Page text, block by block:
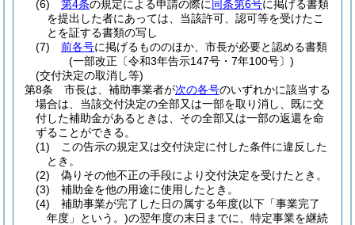
(6)
第4条の規定による申請の際に同条第6号に掲げる書類
を提出した者にあっては、当該許可、認可等を受けたこ
とを証する書類の写し
(7)
前各号に掲げるもののほか、市長が必要と認める書類
(一部改正〔令和3年告示147号・7年100号〕)
(交付決定の取消し等)
第8条
市長は、補助事業者が次の各号のいずれかに該当する
場合は、当該交付決定の全部又は一部を取り消し、既に交
付した補助金があるときは、その全部又は一部の返還を命
ずることができる。
(1)
この告示の規定又は交付決定に付した条件に違反した
とき。
(2)
偽りその他不正の手段により交付決定を受けたとき。
(3)
補助金を他の用途に使用したとき。
(4)
補助事業が完了した日の属する年度(以下「事業完了
年度」という。)の翌年度の末日までに、特定事業を継続